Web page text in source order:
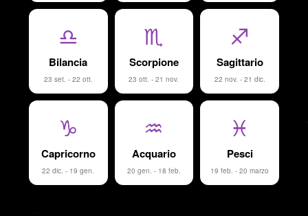
♎
Bilancia
23 set. - 22 ott.
♏
Scorpione
23 ott. - 21 nov.
♐
Sagittario
22 nov. - 21 dic.
♑
Capricorno
22 dic. - 19 gen.
♒
Acquario
20 gen. - 18 feb.
♓
Pesci
19 feb. - 20 marzo